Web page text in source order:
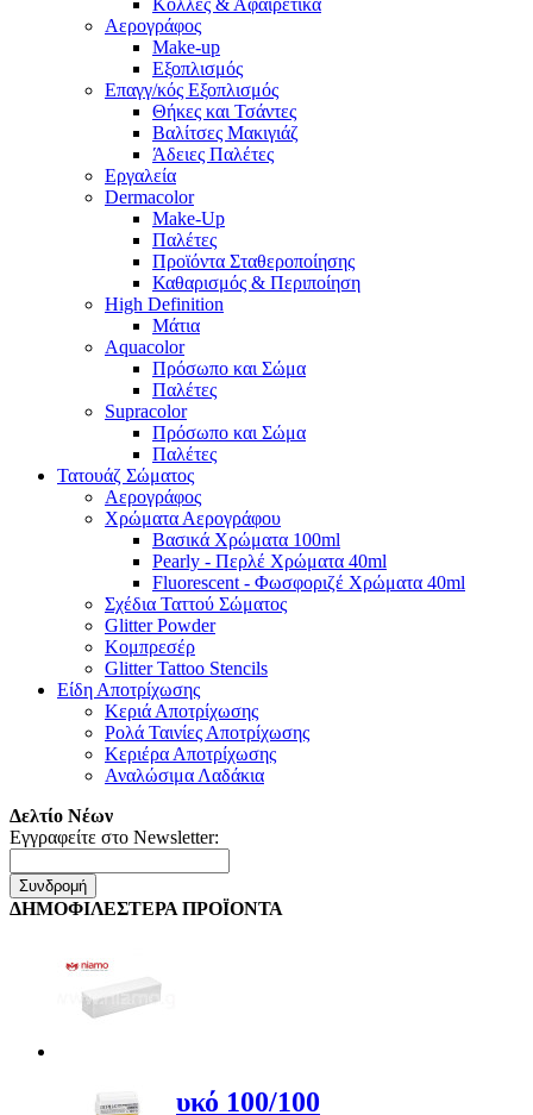
Κόλλες & Αφαιρετικά
Αερογράφος
Make-up
Εξοπλισμός
Επαγγ/κός Εξοπλισμός
Θήκες και Τσάντες
Βαλίτσες Μακιγιάζ
Άδειες Παλέτες
Εργαλεία
Dermacolor
Make-Up
Παλέτες
Προϊόντα Σταθεροποίησης
Καθαρισμός & Περιποίηση
High Definition
Μάτια
Aquacolor
Πρόσωπο και Σώμα
Παλέτες
Supracolor
Πρόσωπο και Σώμα
Παλέτες
Τατουάζ Σώματος
Αερογράφος
Χρώματα Αερογράφου
Βασικά Χρώματα 100ml
Pearly - Περλέ Χρώματα 40ml
Fluorescent - Φωσφοριζέ Χρώματα 40ml
Σχέδια Ταττού Σώματος
Glitter Powder
Κομπρεσέρ
Glitter Tattoo Stencils
Είδη Αποτρίχωσης
Κεριά Αποτρίχωσης
Ρολά Ταινίες Αποτρίχωσης
Κεριέρα Αποτρίχωσης
Αναλώσιμα Λαδάκια
Δελτίο Νέων
Εγγραφείτε στο Newsletter:
Συνδρομή
ΔΗΜΟΦΙΛΕΣΤΕΡΑ ΠΡΟΪΟΝΤΑ
Buffer Λευκό 100/100